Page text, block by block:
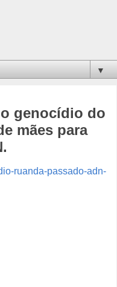
▼
genocídio do
mães para
ruanda-passado-adn-